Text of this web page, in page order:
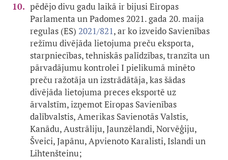
pēdējo divu gadu laikā ir bijusi Eiropas
Parlamenta un Padomes 2021. gada 20. maija
regulas (ES) 2021/821, ar ko izveido Savienības
režīmu divējāda lietojuma preču eksporta,
starpniecības, tehniskās palīdzības, tranzīta un
pārvadājumu kontrolei I pielikumā minēto
preču ražotāja un izstrādātāja, kas šādas
divējāda lietojuma preces eksportē uz
ārvalstīm, izņemot Eiropas Savienības
dalībvalstis, Amerikas Savienotās Valstis,
Kanādu, Austrāliju, Jaunzēlandi, Norvēģiju,
Šveici, Japānu, Apvienoto Karalisti, Islandi un
Lihtenšteinu;